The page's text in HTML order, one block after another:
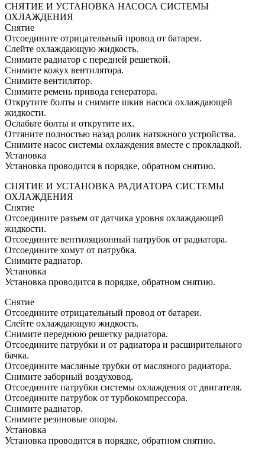
СНЯТИЕ И УСТАНОВКА НАСОСА СИСТЕМЫ
ОХЛАЖДЕНИЯ
Снятие
Отсоедините отрицательный провод от батареи.
Слейте охлаждающую жидкость.
Снимите радиатор с передней решеткой.
Снимите кожух вентилятора.
Снимите вентилятор.
Снимите ремень привода генератора.
Открутите болты и снимите шкив насоса охлаждающей
жидкости.
Ослабьте болты и открутите их.
Оттяните полностью назад ролик натяжного устройства.
Снимите насос системы охлаждения вместе с прокладкой.
Установка
Установка проводится в порядке, обратном снятию.
СНЯТИЕ И УСТАНОВКА РАДИАТОРА СИСТЕМЫ
ОХЛАЖДЕНИЯ
Снятие
Отсоедините разъем от датчика уровня охлаждающей
жидкости.
Отсоедините вентиляционный патрубок от радиатора.
Отсоедините хомут от патрубка.
Снимите радиатор.
Установка
Установка проводится в порядке, обратном снятию.
Снятие
Отсоедините отрицательный провод от батареи.
Слейте охлаждающую жидкость.
Снимите переднюю решетку радиатора.
Отсоедините патрубки и от радиатора и расширительного
бачка.
Отсоедините масляные трубки от масляного радиатора.
Снимите заборный воздуховод.
Отсоедините патрубки системы охлаждения от двигателя.
Отсоедините патрубок от турбокомпрессора.
Снимите радиатор.
Снимите резиновые опоры.
Установка
Установка проводится в порядке, обратном снятию.